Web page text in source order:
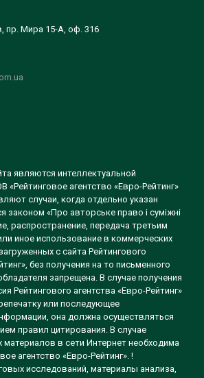
пр. Мира 15-А, оф. 316
являются интеллектуальной
«Рейтинговое агентство «Евро-Рейтинг»
случаи, когда отдельно указан
законом «Про авторське право і суміжні
распространение, передача третьим
иное использование в коммерческих
с сайта Рейтингового
без получения на то письменного
запрещена. В случае получения
Рейтингового агентства «Евро-Рейтинг»
или последующее
она должна осуществляться
правил цитирования. В случае
в сети Интернет необходима
агентство «Евро-Рейтинг». !
исследований, материалы анализа,